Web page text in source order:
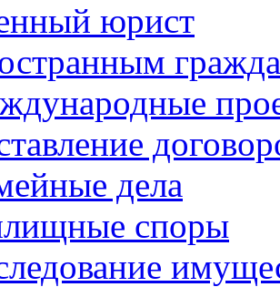
юрист
дела
споры